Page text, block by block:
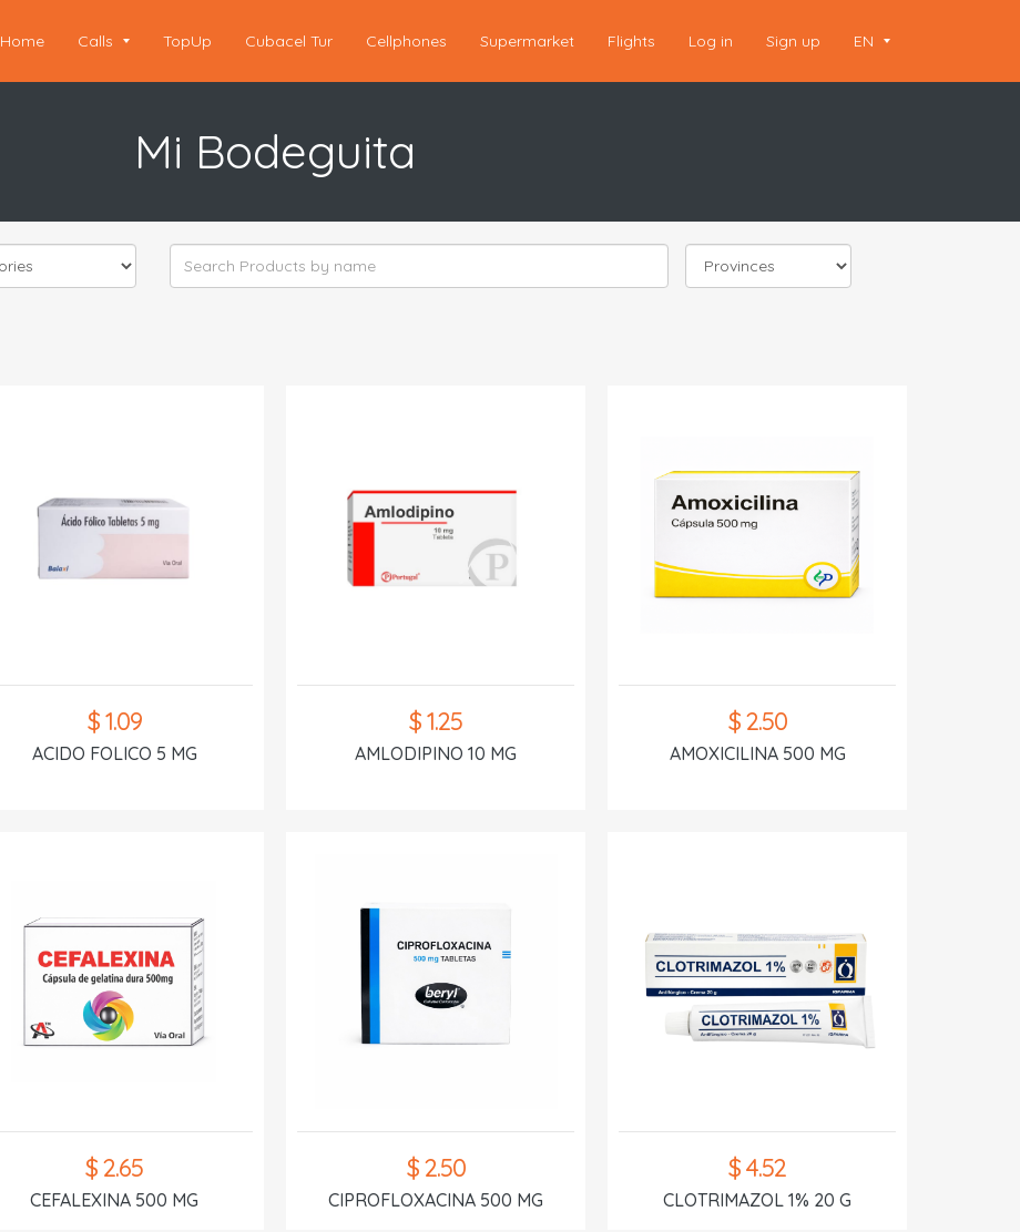
Home Calls TopUp Cubacel Tur Cellphones Supermarket Flights Log in Sign up EN
Mi Bodeguita
$ 1.09
ACIDO FOLICO 5 MG
$ 1.25
AMLODIPINO 10 MG
$ 2.50
AMOXICILINA 500 MG
$ 2.65
CEFALEXINA 500 MG
$ 2.50
CIPROFLOXACINA 500 MG
$ 4.52
CLOTRIMAZOL 1% 20 G